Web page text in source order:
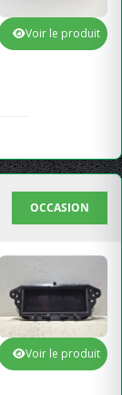
Voir le produit
OCCASION
Voir le produit